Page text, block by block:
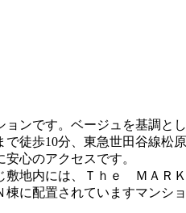
ンです。ベージュを基調と
徒歩10分、東急世田谷線松
心のアクセスです。
敷地内には、Ｔｈｅ ＭＡＲ
に配置されていますマンシ